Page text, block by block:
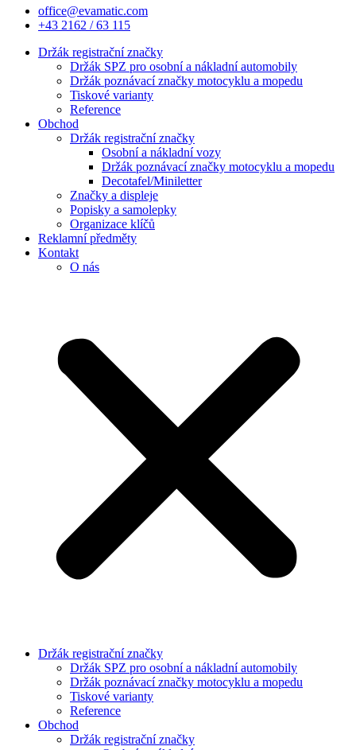
office@evamatic.com
+43 2162 / 63 115
Držák registrační značky
Držák SPZ pro osobní a nákladní automobily
Držák poznávací značky motocyklu a mopedu
Tiskové varianty
Reference
Obchod
Držák registrační značky
Osobní a nákladní vozy
Držák poznávací značky motocyklu a mopedu
Decotafel/Miniletter
Značky a displeje
Popisky a samolepky
Organizace klíčů
Reklamní předměty
Kontakt
O nás
Držák registrační značky
Držák SPZ pro osobní a nákladní automobily
Držák poznávací značky motocyklu a mopedu
Tiskové varianty
Reference
Obchod
Držák registrační značky